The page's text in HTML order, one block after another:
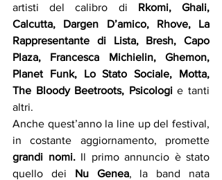
artisti del calibro di Rkomi, Ghali,
Calcutta, Dargen D’amico, Rhove, La
Rappresentante di Lista, Bresh, Capo
Plaza, Francesca Michielin, Ghemon,
Planet Funk, Lo Stato Sociale, Motta,
The Bloody Beetroots, Psicologi e tanti
altri.
Anche quest’anno la line up del festival,
grandi nomi. Il primo annuncio è stato
quello dei Nu Genea, la band nata